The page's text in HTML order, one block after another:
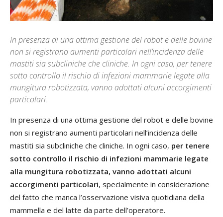
In presenza di una ottima gestione del robot e delle bovine
non si registrano aumenti particolari nell’incidenza delle
mastiti sia subcliniche che cliniche. In ogni caso, per tenere
sotto controllo il rischio di infezioni mammarie legate alla
mungitura robotizzata, vanno adottati alcuni accorgimenti
particolari.
In presenza di una ottima gestione del robot e delle bovine
non si registrano aumenti particolari nell’incidenza delle
mastiti sia subcliniche che cliniche. In ogni caso, per tenere
sotto controllo il rischio di infezioni mammarie legate
alla mungitura robotizzata, vanno adottati alcuni
accorgimenti particolari, specialmente in considerazione
del fatto che manca l’osservazione visiva quotidiana della
mammella e del latte da parte dell’operatore.